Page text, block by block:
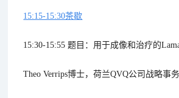
15:15-15:30茶歇
15:30-15:55 题目：用于成像和治疗的
Theo Verrips博士，荷兰QVQ公司战略事